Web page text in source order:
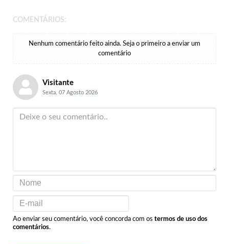
COMENTÁRIOS:
Nenhum comentário feito ainda. Seja o primeiro a enviar um
comentário
Visitante
Sexta, 07 Agosto 2026
Ao enviar seu comentário, você concorda com os termos de uso dos
comentários.